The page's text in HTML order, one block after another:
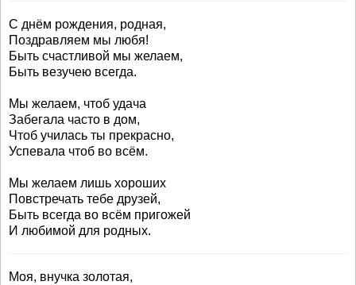
С днём рождения, родная,
Поздравляем мы любя!
Быть счастливой мы желаем,
Быть везучею всегда.
Мы желаем, чтоб удача
Забегала часто в дом,
Чтоб училась ты прекрасно,
Успевала чтоб во всём.
Мы желаем лишь хороших
Повстречать тебе друзей,
Быть всегда во всём пригожей
И любимой для родных.
Моя, внучка золотая,